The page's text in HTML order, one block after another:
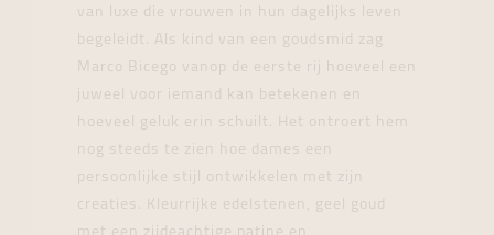
van luxe die vrouwen in hun dagelijks leven
begeleidt. Als kind van een goudsmid zag
Marco Bicego vanop de eerste rij hoeveel een
juweel voor iemand kan betekenen en
hoeveel geluk erin schuilt. Het ontroert hem
nog steeds te zien hoe dames een
persoonlijke stijl ontwikkelen met zijn
creaties. Kleurrijke edelstenen, geel goud